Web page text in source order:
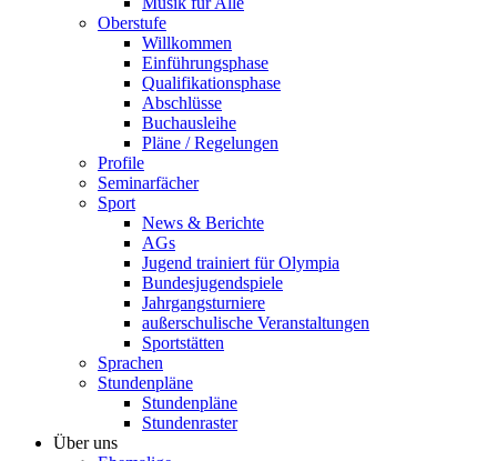
Oberstufe
Willkommen
Einführungsphase
Qualifikationsphase
Abschlüsse
Buchausleihe
Pläne / Regelungen
Profile
Seminarfächer
Sport
News & Berichte
AGs
Jugend trainiert für Olympia
Bundesjugendspiele
Jahrgangsturniere
außerschulische Veranstaltungen
Sportstätten
Sprachen
Stundenpläne
Stundenpläne
Stundenraster
Über uns